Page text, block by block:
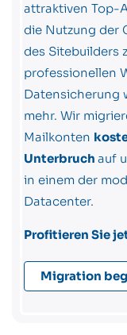
attraktiven Top-
die Nutzung der
des Sitebuilders
professionellen
Datensicherung
mehr. Wir
Mailkonten
Unterbruch auf
in einem der
Datacenter.
Profitieren Sie
Migration